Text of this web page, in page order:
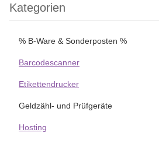
Kategorien
% B-Ware & Sonderposten %
Barcodescanner
Etikettendrucker
Geldzähl- und Prüfgeräte
Hosting